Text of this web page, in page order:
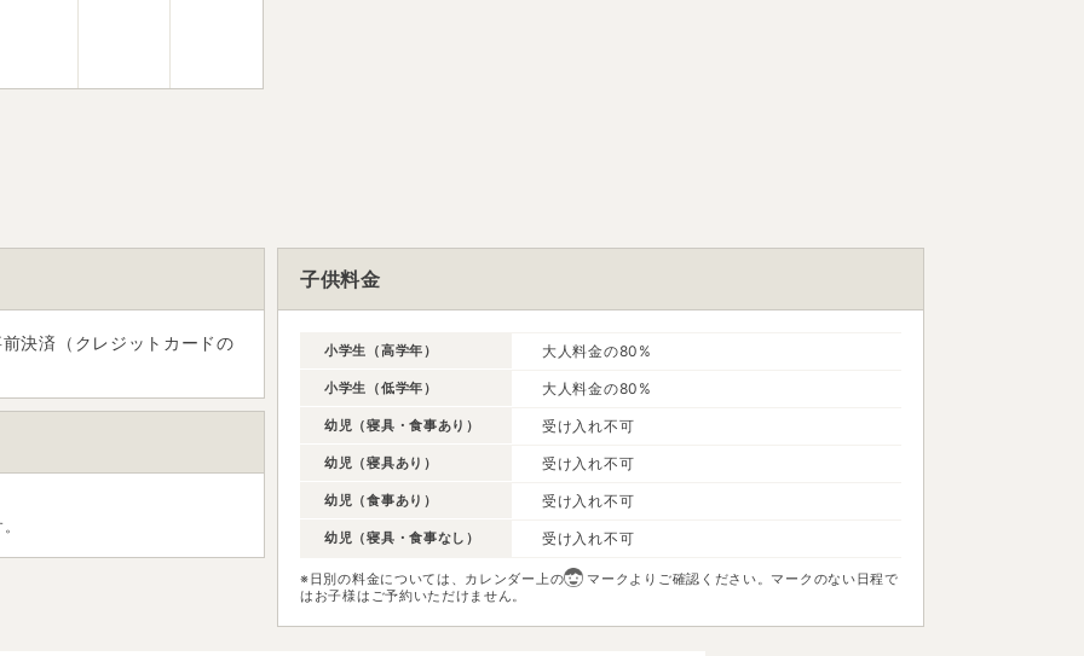
決済（クレジットカードの
子供料金
小学生（高学年） 大人料金の80%
小学生（低学年） 大人料金の80%
幼児（寝具・食事あり） 受け入れ不可
幼児（寝具あり） 受け入れ不可
幼児（食事あり） 受け入れ不可
幼児（寝具・食事なし） 受け入れ不可
※日別の料金については、カレンダー上の
マークよりご確認ください。マークのない日程で
はお子様はご予約いただけません。